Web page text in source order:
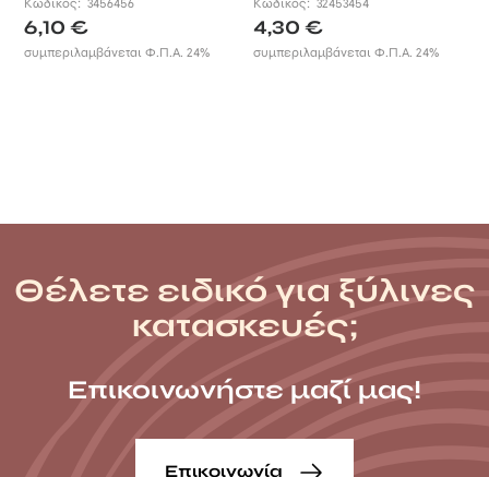
Κωδικός:3456456
6,10€
συμπεριλαμβάνεται Φ.Π.Α. 24%
Κωδικός:32453454
4,30€
συμπεριλαμβάνεται Φ.Π.Α. 24%
Θέλετε ειδικό για ξύλινες
κατασκευές;
Επικοινωνήστε μαζί μας!
Επικοινωνία